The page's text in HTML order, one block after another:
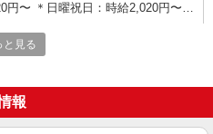
浜市緑区十日市場町824-
ア ラヴィーレ十日市場】建物内
詳細を見る
と見る
報